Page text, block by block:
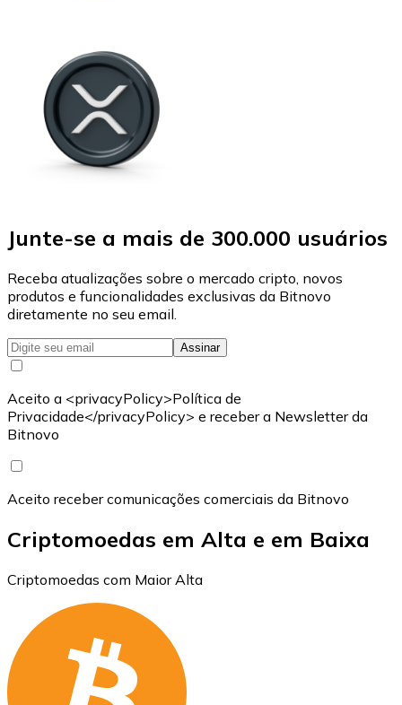
Junte-se a mais de 300.000 usuários
Receba atualizações sobre o mercado cripto, novos
produtos e funcionalidades exclusivas da Bitnovo
diretamente no seu email.
Assinar
Aceito a <privacyPolicy>Política de
Privacidade</privacyPolicy> e receber a Newsletter da
Bitnovo
Aceito receber comunicações comerciais da Bitnovo
Criptomoedas em Alta e em Baixa
Criptomoedas com Maior Alta